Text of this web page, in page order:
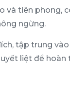
và tiên phong,
ngừng.
tập trung
liệt để hoàn